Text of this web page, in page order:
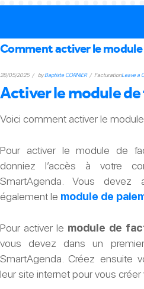
Comment activer le
28/05/2025 byBaptiste CORNIER FacturationLeave a
Activer le module
Voici comment activer le
Pour activer le module de
donniez l’accès à votre
SmartAgenda. Vous devez
également le module de
Pour activer le module de
vous devez dans un
SmartAgenda. Créez ensuite
leur site internet pour vous